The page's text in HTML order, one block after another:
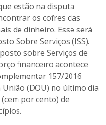
estão na disputa
os cofres das
de dinheiro. Esse será
Sobre Serviços (ISS).
sobre Serviços de
financeiro acontece
157/2016
(DOU) no último dia
por cento) de